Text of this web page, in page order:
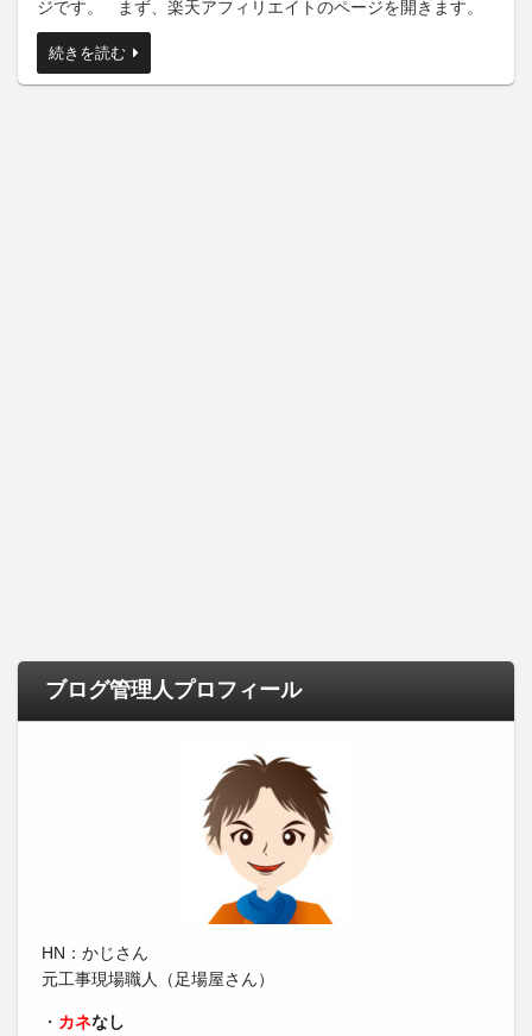
ジです。 まず、楽天アフィリエイトのページを開きます。
続きを読む
ブログ管理人プロフィール
HN：かじさん
元工事現場職人（足場屋さん）
・ カネなし